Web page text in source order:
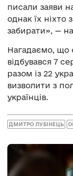
писали заяви
однак їх ніхто
забирати», —
Нагадаємо, що
відбувався 7
разом із 22
визволити з
українців.
ДМИТРО ЛУБІНЕЦЬ